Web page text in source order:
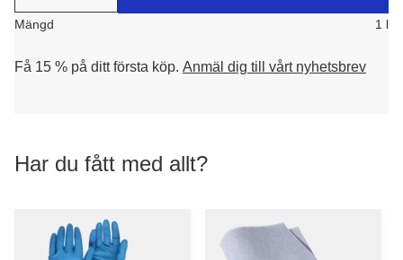
Mängd 1 l
Få 15 % på ditt första köp. Anmäl dig till vårt nyhetsbrev
Har du fått med allt?